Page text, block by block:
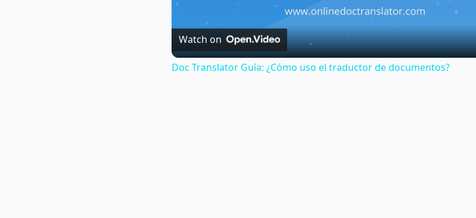
Video
Watch on
Doc Translator Guía: ¿Cómo uso el traductor de documentos?